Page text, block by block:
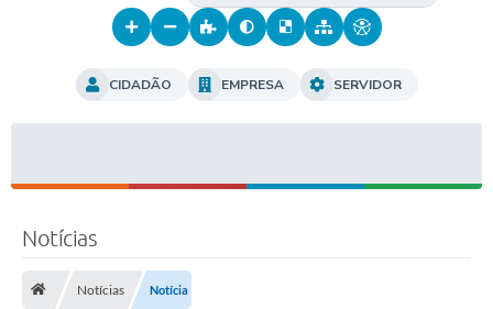
CIDADÃO EMPRESA SERVIDOR
Notícias
Notícias Notícia